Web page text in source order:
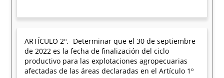
ARTÍCULO 2º.- Determinar que el 30 de septiembre
de 2022 es la fecha de finalización del ciclo
productivo para las explotaciones agropecuarias
afectadas de las áreas declaradas en el Artículo 1º